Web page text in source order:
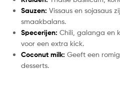
Sauzen: Vissaus en sojasaus
smaakbalans.
Specerijen: Chili, galanga en
voor een extra kick.
Coconut milk: Geeft een
desserts.